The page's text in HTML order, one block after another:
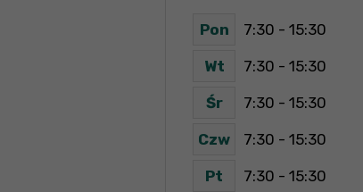
Pon 7:30 - 15:30
Wt 7:30 - 15:30
Śr 7:30 - 15:30
Czw 7:30 - 15:30
Pt 7:30 - 15:30